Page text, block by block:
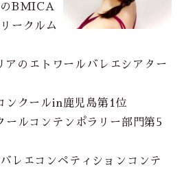
のBMICA
ークルム
アのエトワールバレエシアター
ンクールin鹿児島第1位
ルコンテンポラリー部門第5
レエコンペティションコンテ